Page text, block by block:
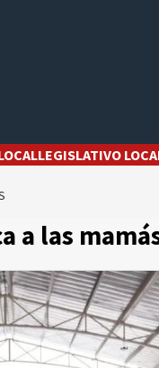
LEGISLATIVO
a las